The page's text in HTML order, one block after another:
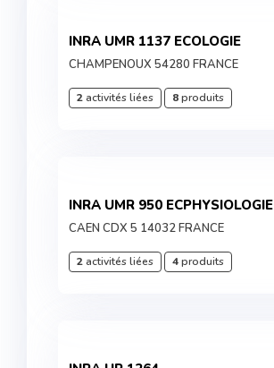
INRA UMR 1137 ECOLOGIE
CHAMPENOUX 54280 FRANCE
2activités liées 8produits
INRA UMR 950 ECPHYSIOLOGIE
CAEN CDX 5 14032 FRANCE
2activités liées 4produits